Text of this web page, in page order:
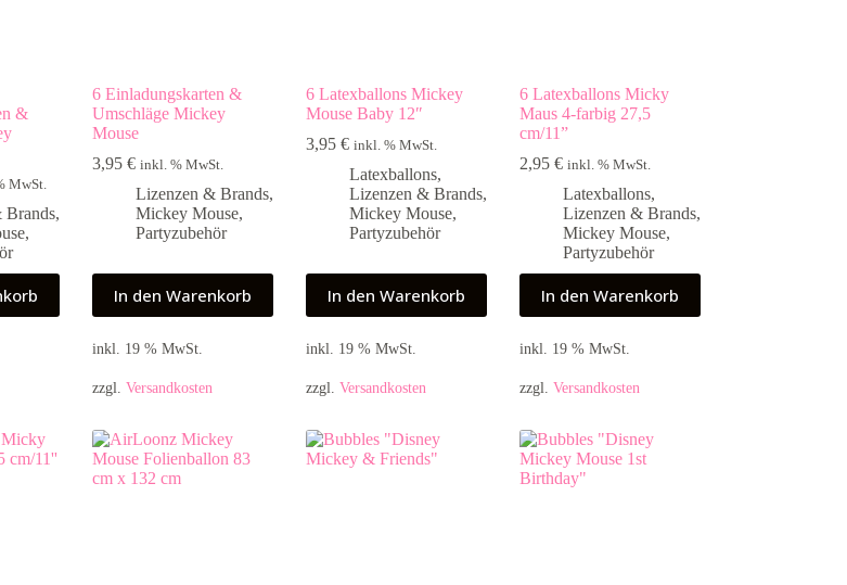
&
MwSt.
Brands,
,
6 Einladungskarten &
Umschläge Mickey
Mouse
3,95€ inkl. % MwSt.
Lizenzen & Brands,
Mickey Mouse,
Partyzubehör
In den Warenkorb
inkl. 19 % MwSt.
zzgl.Versandkosten
6 Latexballons Mickey
Mouse Baby 12″
3,95€ inkl. % MwSt.
Latexballons,
Lizenzen & Brands,
Mickey Mouse,
Partyzubehör
In den Warenkorb
inkl. 19 % MwSt.
zzgl.Versandkosten
6 Latexballons Micky
Maus 4-farbig 27,5
cm/11”
2,95€ inkl. % MwSt.
Latexballons,
Lizenzen & Brands,
Mickey Mouse,
Partyzubehör
In den Warenkorb
inkl. 19 % MwSt.
zzgl.Versandkosten